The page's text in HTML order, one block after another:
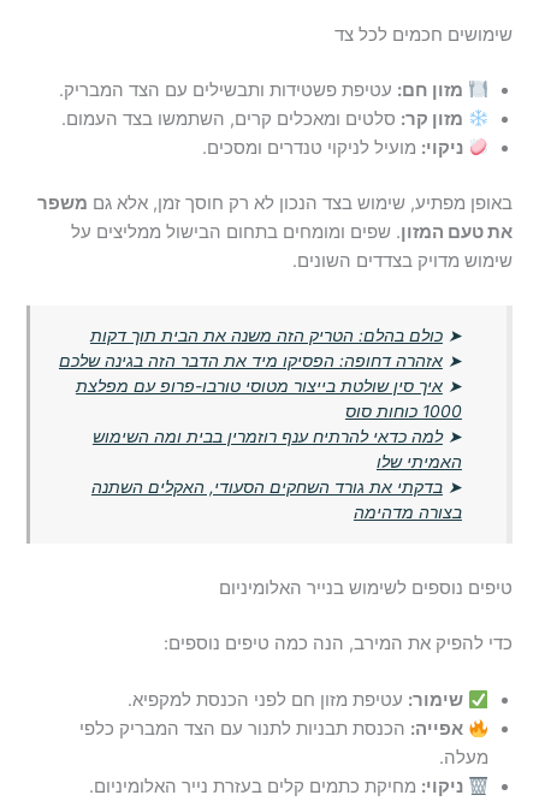
שימושים חכמים לכל צד
מזון חם: עטיפת פשטידות ותבשילים עם הצד המבריק.
מזון קר: סלטים ומאכלים קרים, השתמשו בצד העמום.
ניקוי: מועיל לניקוי טנדרים ומסכים.
באופן מפתיע, שימוש בצד הנכון לא רק חוסך זמן, אלא גם משפר
את טעם המזון. שפים ומומחים בתחום הבישול ממליצים על
שימוש מדויק בצדדים השונים.
➤כולם בהלם: הטריק הזה משנה את הבית תוך דקות
➤אזהרה דחופה: הפסיקו מיד את הדבר הזה בגינה שלכם
➤איך סין שולטת בייצור מטוסי טורבו-פרופ עם מפלצת
1000 כוחות סוס
➤למה כדאי להרתיח ענף רוזמרין בבית ומה השימוש
האמיתי שלו
➤בדקתי את גורד השחקים הסעודי, האקלים השתנה
בצורה מדהימה
טיפים נוספים לשימוש בנייר האלומיניום
כדי להפיק את המירב, הנה כמה טיפים נוספים:
שימור: עטיפת מזון חם לפני הכנסת למקפיא.
אפייה: הכנסת תבניות לתנור עם הצד המבריק כלפי
מעלה.
ניקוי: מחיקת כתמים קלים בעזרת נייר האלומיניום.